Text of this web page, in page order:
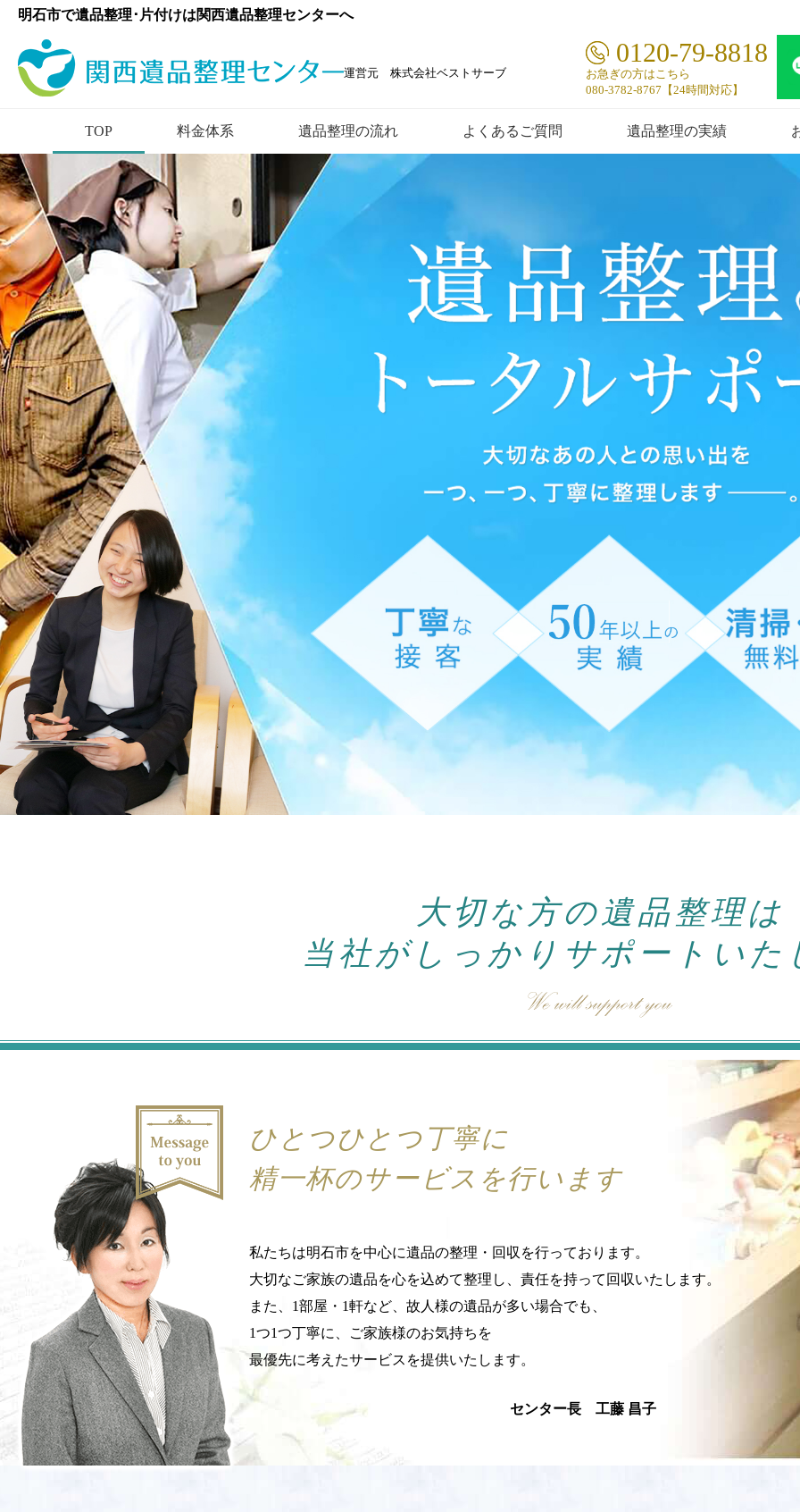
明石市で遺品整理･片付けは関西遺品整理センターへ
運営元 株式会社ベストサーブ
0120-79-8818
お急ぎの方はこちら
080-3782-8767【24時間対応】
TOP 料金体系 遺品整理の流れ よくあるご質問 遺品整理の実績
大切な方の遺品整理は
当社がしっかり サポートいた
ひとつひとつ丁寧に
精一杯のサービスを行います
私たちは明石市を中心に遺品の整理・回収を行っております。
大切なご家族の遺品を心を込めて整理し、責任を持って回収いたします。
また、1部屋・1軒など、故人様の遺品が多い場合でも、
1つ1つ丁寧に、ご家族様のお気持ちを
最優先に考えたサービスを提供いたします。
センター長 工藤 昌子